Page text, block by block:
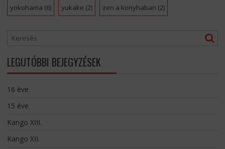
yokohama (6) yukake (2) zen a konyhaban (2)
LEGUTÓBBI BEJEGYZÉSEK
16 éve
15 éve
Kango XIII.
Kango XII.